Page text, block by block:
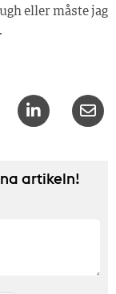
eller måste jag
artikeln!